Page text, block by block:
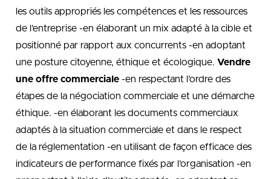
les outils appropriés les compétences et les ressources
de l’entreprise -en élaborant un mix adapté à la cible et
positionné par rapport aux concurrents -en adoptant
une posture citoyenne, éthique et écologique. Vendre
une offre commerciale -en respectant l’ordre des
étapes de la négociation commerciale et une démarche
éthique. -en élaborant les documents commerciaux
adaptés à la situation commerciale et dans le respect
de la réglementation -en utilisant de façon efficace des
indicateurs de performance fixés par l’organisation -en